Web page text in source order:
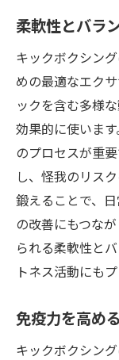
柔軟性とバラ
キックボクシン
めの最適なエク
ックを含む多様
効果的に使いま
のプロセスが重
し、怪我のリス
鍛えることで、
の改善にもつな
られる柔軟性と
トネス活動にも
免疫力を高め
キックボクシン